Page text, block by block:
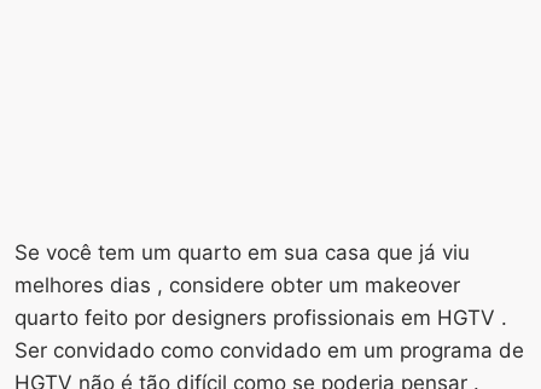
Se você tem um quarto em sua casa que já viu
melhores dias , considere obter um makeover
quarto feito por designers profissionais em HGTV .
Ser convidado como convidado em um programa de
HGTV não é tão difícil como se poderia pensar .